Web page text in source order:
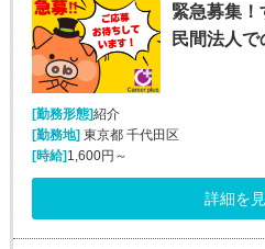
緊急募集！
民間法人
[勤務形態]紹介
[勤務地] 東京都 千代田区
[時給] 1,600円～
詳細を